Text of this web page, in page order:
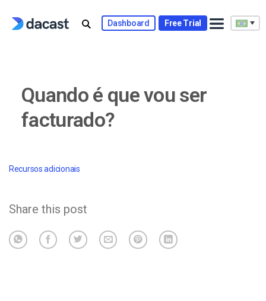
Dashboard Free Trial
Quando é que vou ser
facturado?
Recursos adicionais
Share this post